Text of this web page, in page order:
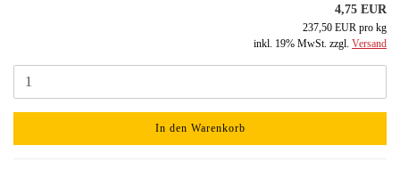
4,75 EUR
237,50 EUR pro kg
inkl. 19% MwSt. zzgl. Versand
In den Warenkorb